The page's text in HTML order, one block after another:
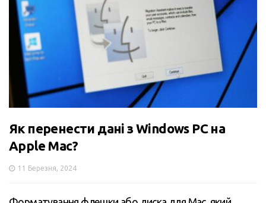
Як перенести дані з Windows PC на
Apple Mac?
11 Березня, 2024